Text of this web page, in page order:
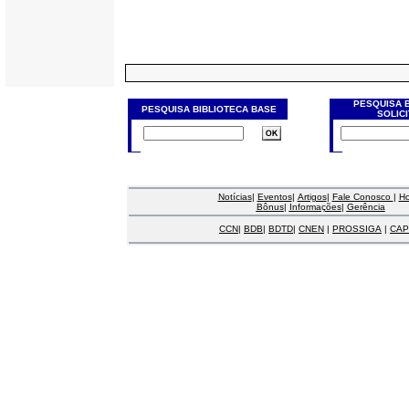
PESQUISA BIBLIOTECA BASE
PESQUISA
Notícias| Eventos| Artigos| Fale Conosco |
Bônus| Informações| Gerência
CCN| BDB| BDTD| CNEN | PROSSIGA |